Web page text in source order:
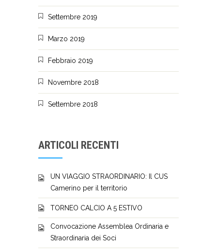
Settembre 2019
Marzo 2019
Febbraio 2019
Novembre 2018
Settembre 2018
ARTICOLI RECENTI
UN VIAGGIO STRAORDINARIO: Il CUS
Camerino per il territorio
TORNEO CALCIO A 5 ESTIVO
Convocazione Assemblea Ordinaria e
Straordinaria dei Soci